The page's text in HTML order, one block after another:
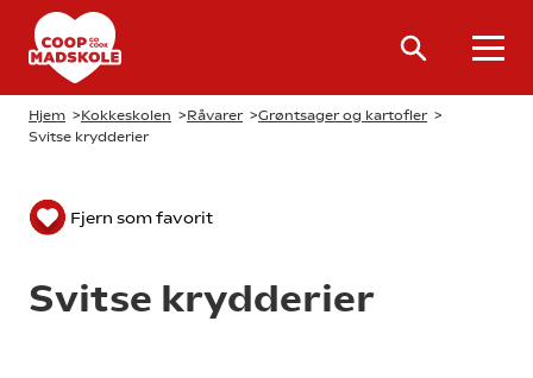
Hjem >Kokkeskolen >Råvarer >Grøntsager og kartofler >
Svitse krydderier
Fjern som favorit
Svitse krydderier